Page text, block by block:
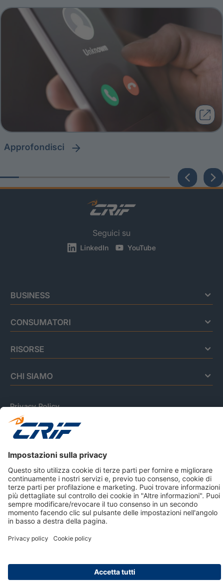
approfondisci
Seguici su
LinkedIn YouTube
BUSINESS
CONSUMATORI
RISORSE
CHI SIAMO
Privacy Policy
Cookie Policy
Informativa Dati Personali
CRIF Business Ethics
Informativa Privacy Relativa Al Sistema Di Informazioni
Creditizie
© 2026 CRIF S.p.A. Tutti i diritti riservati.
sottoscritto € 51.941.235,00 di cui versato € 51.806.190,00 |
CRIBIS Holding S.r.l., Società con unico socio